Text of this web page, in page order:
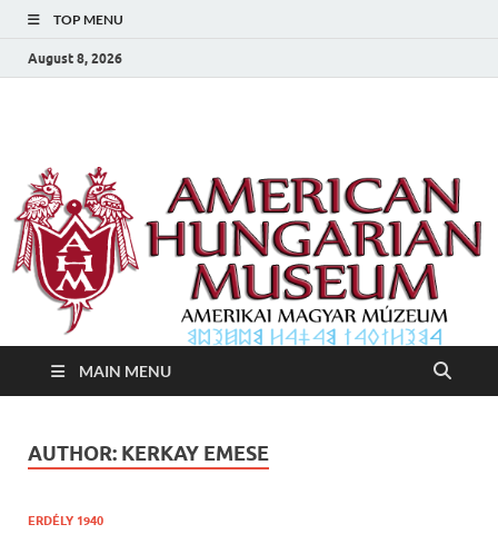
TOP MENU
August 8, 2026
Amerikai Magyar
Múzeum
MAIN MENU
AUTHOR: KERKAY EMESE
ERDÉLY 1940